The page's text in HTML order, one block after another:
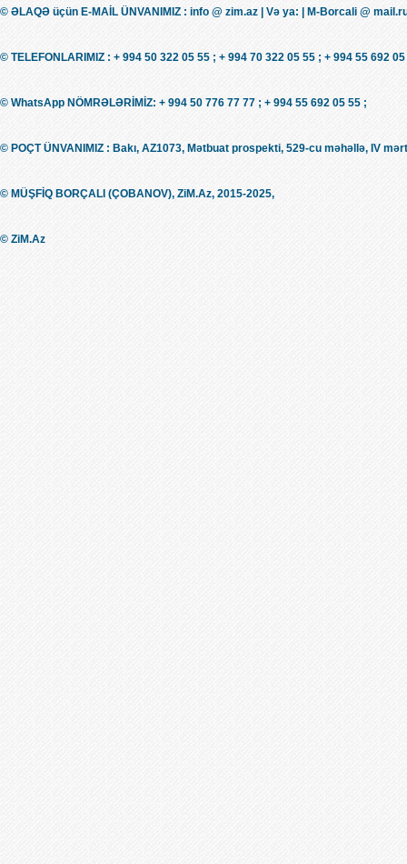
© ƏLAQƏ üçün E-MAİL ÜNVANIMIZ : info @ zim.az | Və ya: | M-Borcali @
© TELEFONLARIMIZ : + 994 50 322 05 55 ; + 994 70 322 05 55 ; + 994 55 692
© WhatsApp NÖMRƏLƏRİMİZ: + 994 50 776 77 77 ; + 994 55 692 05 55 ;
© POÇT ÜNVANIMIZ : Bakı, AZ1073, Mətbuat prospekti, 529-cu məhəllə, IV
© MÜŞFİQ BORÇALI (ÇOBANOV), ZiM.Az, 2015-2025,
© ZiM.Az